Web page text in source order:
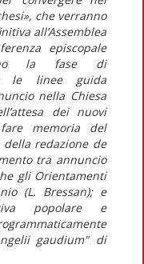
che verranno
all’Assemblea
episcopale
la fase di
le linee guida
nella Chiesa
dei nuovi
memoria del
redazione de
tra annuncio
gli Orientamenti
(L. Bressan); e
popolare e
gaudium" di